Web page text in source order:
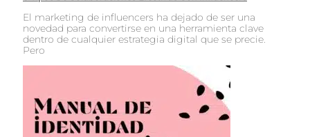
El marketing de influencers ha dejado de ser una
novedad para convertirse en una herramienta clave
dentro de cualquier estrategia digital que se precie.
Pero